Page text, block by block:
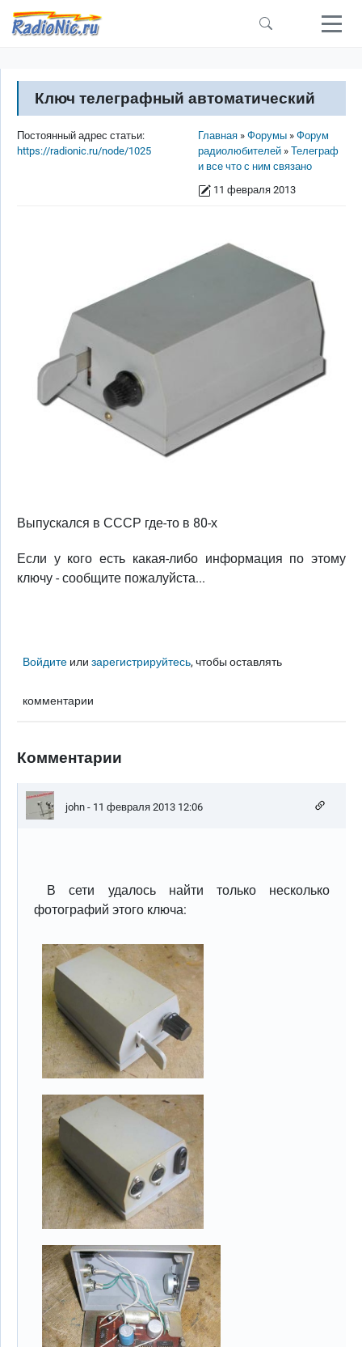
Перейти к основному содержанию
Ключ телеграфный автоматический
Строка навигации
Главная Форумы
Форум
радиолюбителей
Телеграф
и все что с ним связано
11 февраля 2013
Постоянный адрес статьи:
https://radionic.ru/node/1025
Выпускался в СССР где-то в 80-х
Если у кого есть какая-либо информация по этому
ключу - сообщите пожалуйста...
Войдите илизарегистрируйтесь, чтобы оставлять
комментарии
Комментарии
john - 11 февраля 2013 12:06
В сети удалось найти только несколько
фотографий этого ключа: